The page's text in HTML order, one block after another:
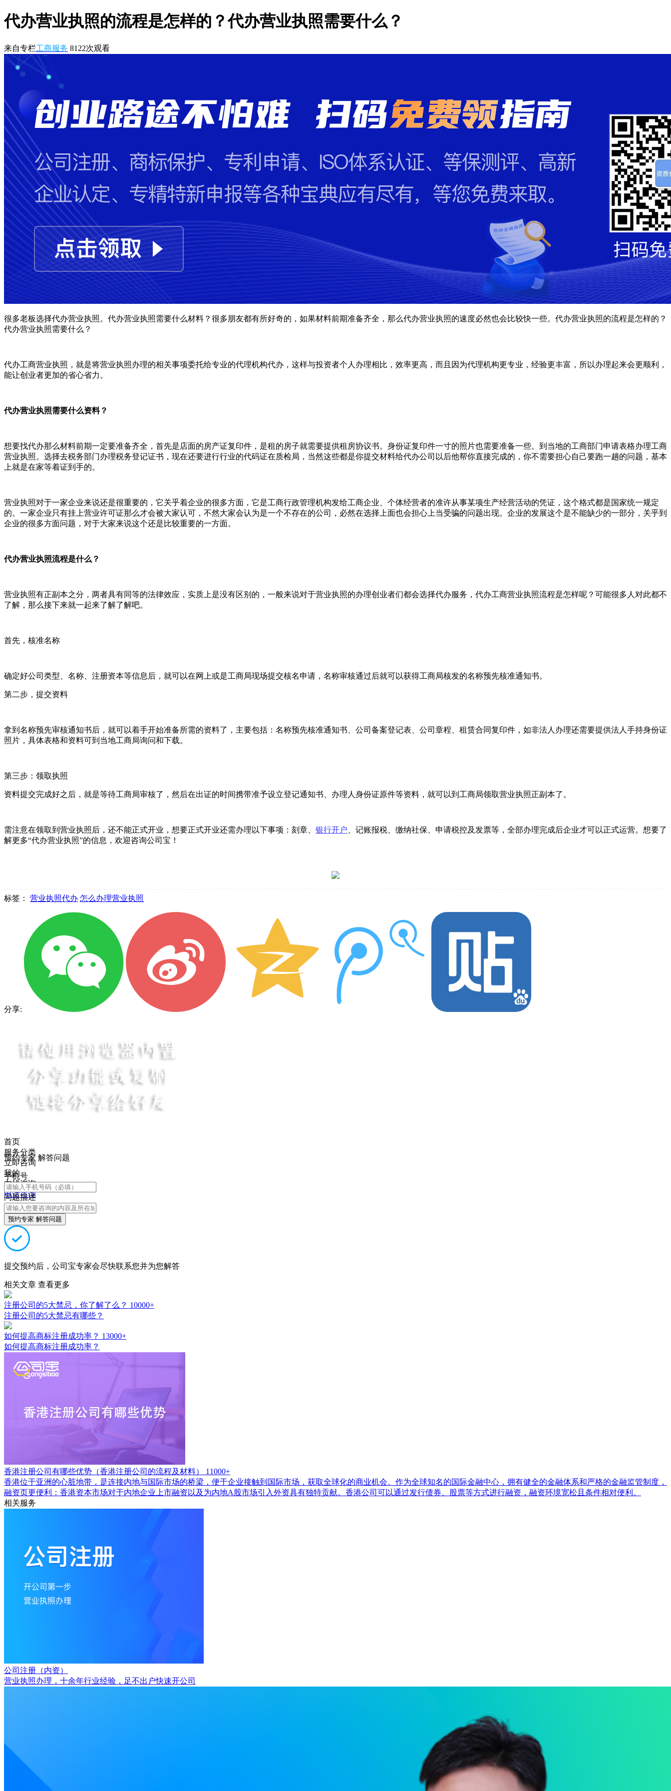
代办营业执照的流程是怎样的？代办营业执照需要什么？
来自专栏工商服务 8122次观看
很多老板选择代办营业执照。代办营业执照需要什么材料？很多朋友都有所好奇的，如果材料前期准备齐全，那么代办营业执照的速度必然也会比较快一些。代办营业执照的流程是怎样的？
代办营业执照需要什么？
代办工商营业执照，就是将营业执照办理的相关事项委托给专业的代理机构代办，这样与投资者个人办理相比，效率更高，而且因为代理机构更专业，经验更丰富，所以办理起来会更顺利，
能让创业者更加的省心省力。
代办营业执照需要什么资料？
想要找代办那么材料前期一定要准备齐全，首先是店面的房产证复印件，是租的房子就需要提供租房协议书。身份证复印件一寸的照片也需要准备一些。到当地的工商部门申请表格办理工商
营业执照。选择去税务部门办理税务登记证书，现在还要进行行业的代码证在质检局，当然这些都是你提交材料给代办公司以后他帮你直接完成的，你不需要担心自己要跑一趟的问题，基本
上就是在家等着证到手的。
营业执照对于一家企业来说还是很重要的，它关乎着企业的很多方面，它是工商行政管理机构发给工商企业、个体经营者的准许从事某项生产经营活动的凭证，这个格式都是国家统一规定
的。一家企业只有挂上营业许可证那么才会被大家认可，不然大家会认为是一个不存在的公司，必然在选择上面也会担心上当受骗的问题出现。企业的发展这个是不能缺少的一部分，关乎到
企业的很多方面问题，对于大家来说这个还是比较重要的一方面。
代办营业执照流程是什么？
营业执照有正副本之分，两者具有同等的法律效应，实质上是没有区别的，一般来说对于营业执照的办理创业者们都会选择代办服务，代办工商营业执照流程是怎样呢？可能很多人对此都不
了解，那么接下来就一起来了解了解吧。
首先，核准名称
确定好公司类型、名称、注册资本等信息后，就可以在网上或是工商局现场提交核名申请，名称审核通过后就可以获得工商局核发的名称预先核准通知书。
第二步，提交资料
拿到名称预先审核通知书后，就可以着手开始准备所需的资料了，主要包括：名称预先核准通知书、公司备案登记表、公司章程、租赁合同复印件，如非法人办理还需要提供法人手持身份证
照片，具体表格和资料可到当地工商局询问和下载。
第三步：领取执照
资料提交完成好之后，就是等待工商局审核了，然后在出证的时间携带准予设立登记通知书、办理人身份证原件等资料，就可以到工商局领取营业执照正副本了。
需注意在领取到营业执照后，还不能正式开业，想要正式开业还需办理以下事项：刻章、 银行开户 、记账报税、缴纳社保、申请税控及发票等，全部办理完成后企业才可以正式运营。想要了
解更多“代办营业执照”的信息，欢迎咨询公司宝！
标签： 营业执照代办 怎么办理营业执照
分享:
首页
服务分类
立即咨询
我的
在线咨询
电话咨询
预约专家 解答问题
手机号
问题描述
预约专家 解答问题
提交预约后，公司宝专家会尽快联系您并为您解答
相关文章 查看更多
注册公司的5大禁忌，你了解了么？ 10000+
注册公司的5大禁忌有哪些？
如何提高商标注册成功率？ 13000+
如何提高商标注册成功率？
香港注册公司有哪些优势（香港注册公司的流程及材料）
11000+
香港位于亚洲的心脏地带，是连接内地与国际市场的桥梁，便于企业接触到国际市场，获取全球化的商业机会。作为全球知名的国际金融中心，拥有健全的金融体系和严格的金融监管制度，
融资页更便利：香港资本市场对于内地企业上市融资以及为内地A股市场引入外资具有独特贡献。香港公司可以通过发行债券、股票等方式进行融资，融资环境宽松且条件相对便利。
相关服务
公司注册（内资）
营业执照办理，十余年行业经验，足不出户快速开公司